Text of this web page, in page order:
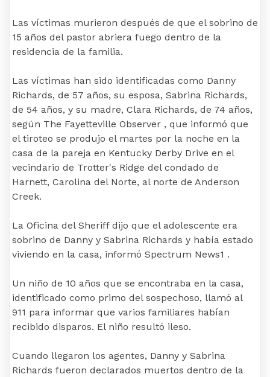
Las víctimas murieron después de que el sobrino de
15 años del pastor abriera fuego dentro de la
residencia de la familia.
Las víctimas han sido identificadas como Danny
Richards, de 57 años, su esposa, Sabrina Richards,
de 54 años, y su madre, Clara Richards, de 74 años,
según The Fayetteville Observer , que informó que
el tiroteo se produjo el martes por la noche en la
casa de la pareja en Kentucky Derby Drive en el
vecindario de Trotter's Ridge del condado de
Harnett, Carolina del Norte, al norte de Anderson
Creek.
La Oficina del Sheriff dijo que el adolescente era
sobrino de Danny y Sabrina Richards y había estado
viviendo en la casa, informó Spectrum News1 .
Un niño de 10 años que se encontraba en la casa,
identificado como primo del sospechoso, llamó al
911 para informar que varios familiares habían
recibido disparos. El niño resultó ileso.
Cuando llegaron los agentes, Danny y Sabrina
Richards fueron declarados muertos dentro de la